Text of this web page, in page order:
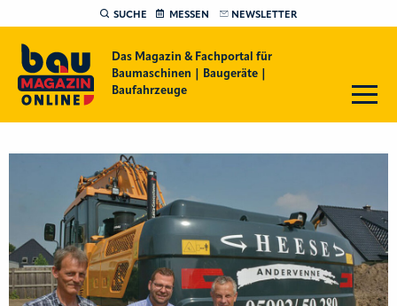
SUCHE MESSEN NEWSLETTER
Das Magazin & Fachportal für
Baumaschinen | Baugeräte |
Baufahrzeuge